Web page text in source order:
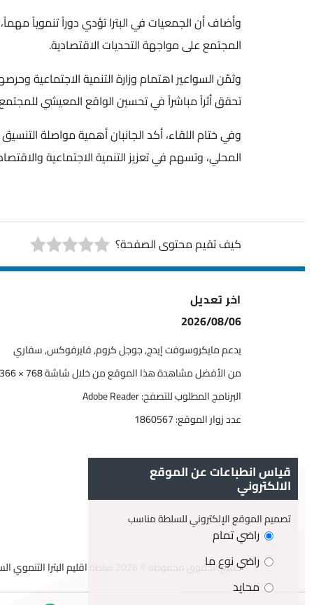
قياس انطباعات عن الموقع
الالكتروني
تصميم الموقع الإلكتروني للسلطة مناسب
راضي تمام
راضي نوع ما
محايد
وأضاف أن الجمعيات في البترا تؤدي دوراً تنموياً مهماً،
المجتمع على مواجهة التحديات الاقتصادية.
وثمّن السواعير اهتمام وزارة التنمية الاجتماعية
تحقق أثراً مباشراً في تحسين الواقع المعيشي للمجتمع
وفي ختام اللقاء، أكد الجانبان أهمية مواصلة التنسيق
المحلي، وتسهم في تعزيز التنمية الاجتماعية
كيف تقيم محتوى الصفحة؟
اخر تعديل
2026/08/06
يدعم مايكروسوفت إيدج, جوجل كروم, فايرفوكس, سفاري
من الأفضل مشاهدة هذا الموقع من خلال شاشة 768 × 1366
البرنامج المطلوب للتصفح: Adobe Reader
عدد زوار الموقع:1860567
جميع الحقوق محفوظة © 2026 سلطة اقليم البترا التنموي السياحي